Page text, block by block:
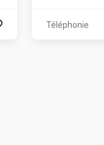
Téléphonie